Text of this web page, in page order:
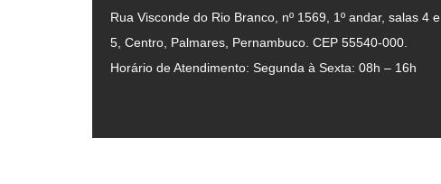
Rua Visconde do Rio Branco, nº 1569, 1º andar, salas 4 e
5, Centro, Palmares, Pernambuco. CEP 55540-000.
Horário de Atendimento: Segunda à Sexta: 08h – 16h